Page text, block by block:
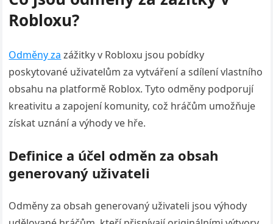
Robloxu?
Odměny za zážitky v Robloxu jsou pobídky
poskytované uživatelům za vytváření a sdílení vlastního
obsahu na platformě Roblox. Tyto odměny podporují
kreativitu a zapojení komunity, což hráčům umožňuje
získat uznání a výhody ve hře.
Definice a účel odměn za obsah
generovaný uživateli
Odměny za obsah generovaný uživateli jsou výhody